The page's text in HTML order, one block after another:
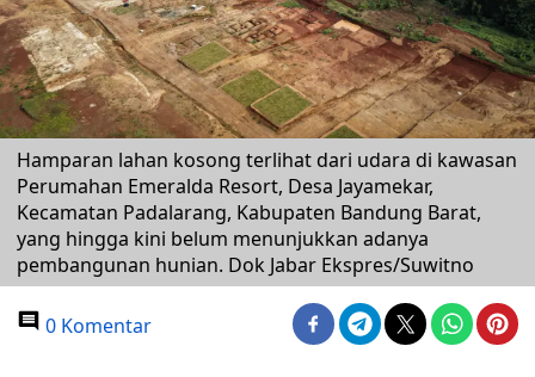
Hamparan lahan kosong terlihat dari udara di kawasan
Perumahan Emeralda Resort, Desa Jayamekar,
Kecamatan Padalarang, Kabupaten Bandung Barat,
yang hingga kini belum menunjukkan adanya
pembangunan hunian. Dok Jabar Ekspres/Suwitno
0 Komentar